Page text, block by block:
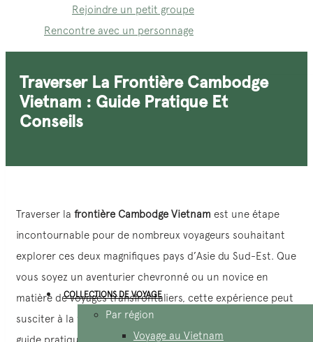
Rejoindre un petit groupe
Rencontre avec un personnage
COLLECTIONS DE VOYAGE
Par région
Voyage au Vietnam
Traverser La Frontière Cambodge
Vietnam : Guide Pratique Et
Conseils
Traverser la frontière Cambodge Vietnam est une étape
incontournable pour de nombreux voyageurs souhaitant
explorer ces deux magnifiques pays d’Asie du Sud-Est. Que
vous soyez un aventurier chevronné ou un novice en
matière de voyages transfrontaliers, cette expérience peut
susciter à la fois de l’excitation et de l’appréhension. Ce
guide pratique a pour objectif de vous fournir tous les